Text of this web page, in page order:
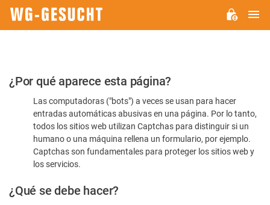
Por
favor,
confirme
humano
¿Por qué aparece esta página?
Las computadoras ("bots") a veces se usan para hacer
entradas automáticas abusivas en una página. Por lo tanto,
todos los sitios web utilizan Captchas para distinguir si un
humano o una máquina rellena un formulario, por ejemplo.
Captchas son fundamentales para proteger los sitios web y
los servicios.
¿Qué se debe hacer?